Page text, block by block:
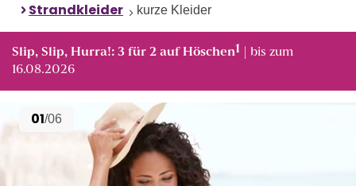
Strandkleider kurze Kleider
Slip, Slip, Hurra!: 3 für 2 auf Höschen1 | bis zum
16.08.2026
01/06